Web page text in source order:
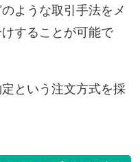
ような取引手法をメ
することが可能で
という注文方式を採